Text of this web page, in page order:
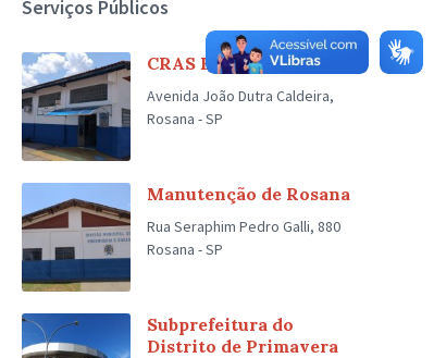
Serviços Públicos
CRAS Encontro dos Rios
Avenida João Dutra Caldeira,
Rosana - SP
Manutenção de Rosana
Rua Seraphim Pedro Galli, 880
Rosana - SP
Subprefeitura do
Distrito de Primavera